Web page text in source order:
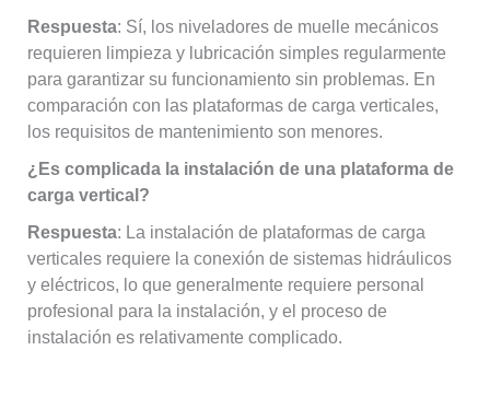
Respuesta: Sí, los niveladores de muelle mecánicos
requieren limpieza y lubricación simples regularmente
para garantizar su funcionamiento sin problemas. En
comparación con las plataformas de carga verticales,
los requisitos de mantenimiento son menores.
¿Es complicada la instalación de una plataforma de
carga vertical?
Respuesta: La instalación de plataformas de carga
verticales requiere la conexión de sistemas hidráulicos
y eléctricos, lo que generalmente requiere personal
profesional para la instalación, y el proceso de
instalación es relativamente complicado.